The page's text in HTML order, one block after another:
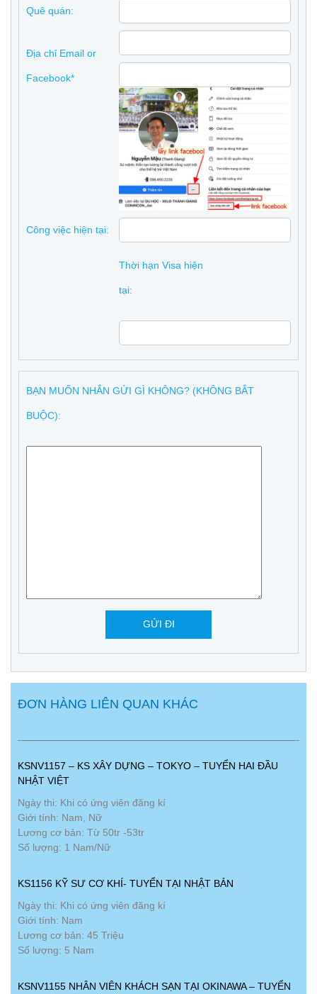
Quê quán:
Địa chỉ Email or
Facebook*
Công việc hiện tại:
Thời hạn Visa hiện
tại:
BẠN MUỐN NHẮN GỬI GÌ KHÔNG? (KHÔNG BẮT
BUỘC):
ĐƠN HÀNG LIÊN QUAN KHÁC
KSNV1157 – KS XÂY DỰNG – TOKYO – TUYỂN HAI ĐẦU
NHẬT VIỆT
Ngày thi: Khi có ứng viên đăng kí
Giới tính: Nam, Nữ
Lương cơ bản: Từ 50tr -53tr
Số lượng: 1 Nam/Nữ
KS1156 KỸ SƯ CƠ KHÍ- TUYỂN TẠI NHẬT BẢN
Ngày thi: Khi có ứng viên đăng kí
Giới tính: Nam
Lương cơ bản: 45 Triệu
Số lượng: 5 Nam
KSNV1155 NHÂN VIÊN KHÁCH SẠN TẠI OKINAWA – TUYỂN